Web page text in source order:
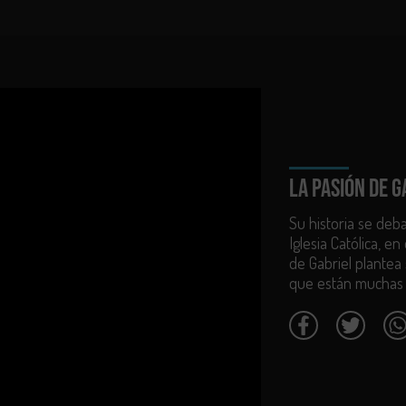
LA PASIÓN DE
Su historia se
Iglesia Católica,
de Gabriel
que están